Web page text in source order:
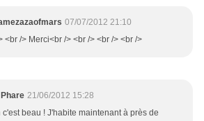
07/07/2012 21:10
<br /> Merci<br /> <br /> <br /> <br />
21/06/2012 15:28
c'est beau ! J'habite maintenant à près de